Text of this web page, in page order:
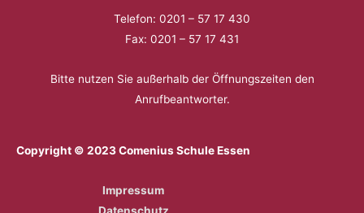
Telefon: 0201 – 57 17 430
Fax: 0201 – 57 17 431
Bitte nutzen Sie außerhalb der Öffnungszeiten den
Anrufbeantworter.
Copyright © 2023 Comenius Schule Essen
Impressum
Datenschutz